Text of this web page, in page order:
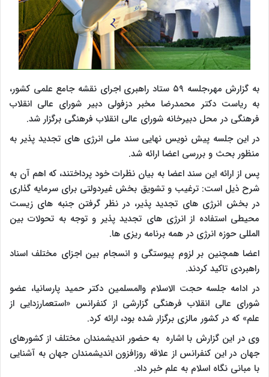
به گزارش مهر،جلسه ۵۹ ستاد راهبری اجرای نقشه جامع علمی کشور،
به ریاست دکتر محمدرضا مخبر دزفولی دبیر شورای عالی انقلاب
فرهنگی در محل دبیرخانه شورای عالی انقلاب فرهنگی برگزار شد.
در این جلسه پیش نویس نهایی سند ملی انرژی های تجدید پذیر به
منظور بحث و بررسی اعضا ارائه شد.
پس از ارائه این سند اعضا به بیان نظرات خود پرداختند، که اهم آن به
شرح ذیل است: ترغیب و تشویق بخش غیردولتی برای سرمایه گذاری
در بخش انرژی های تجدید پذیر، در نظر گرفتن جنبه های زیست
محیطی استفاده از انرژی های تجدید پذیر و توجه به تحولات بین
المللی حوزه انرژی در همه برنامه ریزی ها.
اعضا همچنین بر لزوم پیوستگی و انسجام بین اجزای مختلف اسناد
راهبردی تاکید کردند.
در ادامه جلسه حجت الاسلام والمسلمین دکتر حمید پارسانیا، عضو
شورای عالی انقلاب فرهنگی گزارشی از کنفرانس «استعمارزدایی از
علم» که در کشور مالزی برگزار شده بود، ارائه کرد.
وی در این گزارش با اشاره به حضور اندیشمندان مختلف از کشورهای
جهان در این کنفرانس از علاقه روزافزون اندیشمندان جهان به آشنایی
با مبانی نگاه اسلام به علم خبر داد.